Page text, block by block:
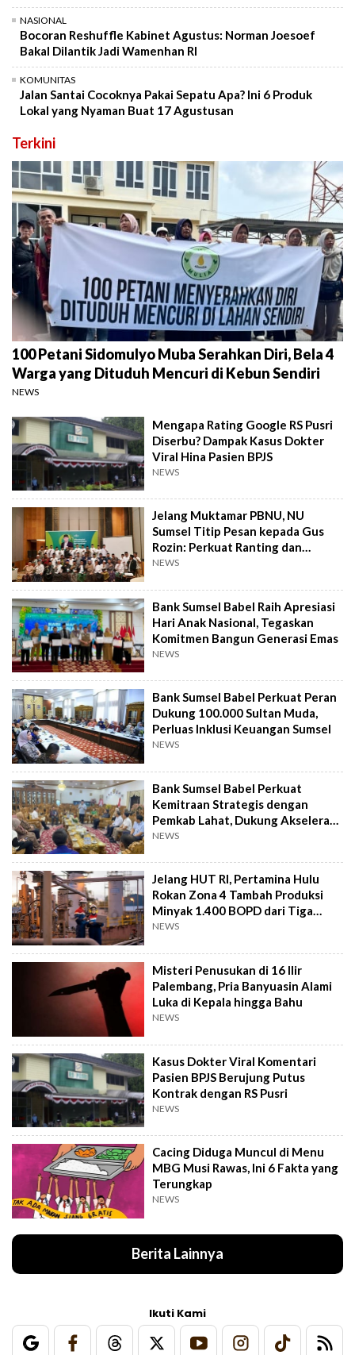
NASIONAL
Bocoran Reshuffle Kabinet Agustus: Norman Joesoef
Bakal Dilantik Jadi Wamenhan RI
KOMUNITAS
Jalan Santai Cocoknya Pakai Sepatu Apa? Ini 6 Produk
Lokal yang Nyaman Buat 17 Agustusan
Terkini
100 Petani Sidomulyo Muba Serahkan Diri, Bela 4
Warga yang Dituduh Mencuri di Kebun Sendiri
NEWS
Mengapa Rating Google RS Pusri
Diserbu? Dampak Kasus Dokter
Viral Hina Pasien BPJS
NEWS
Jelang Muktamar PBNU, NU
Sumsel Titip Pesan kepada Gus
Rozin: Perkuat Ranting dan
Pesantren
NEWS
Bank Sumsel Babel Raih Apresiasi
Hari Anak Nasional, Tegaskan
Komitmen Bangun Generasi Emas
NEWS
Bank Sumsel Babel Perkuat Peran
Dukung 100.000 Sultan Muda,
Perluas Inklusi Keuangan Sumsel
NEWS
Bank Sumsel Babel Perkuat
Kemitraan Strategis dengan
Pemkab Lahat, Dukung Akselerasi
Ekonomi Daerah
NEWS
Jelang HUT RI, Pertamina Hulu
Rokan Zona 4 Tambah Produksi
Minyak 1.400 BOPD dari Tiga
Sumur Baru
NEWS
Misteri Penusukan di 16 Ilir
Palembang, Pria Banyuasin Alami
Luka di Kepala hingga Bahu
NEWS
Kasus Dokter Viral Komentari
Pasien BPJS Berujung Putus
Kontrak dengan RS Pusri
NEWS
Cacing Diduga Muncul di Menu
MBG Musi Rawas, Ini 6 Fakta yang
Terungkap
NEWS
Berita Lainnya
Ikuti Kami